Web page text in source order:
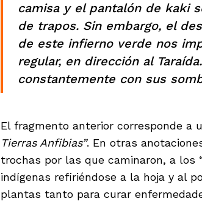
camisa y el pantalón de kaki
de trapos. Sin embargo, el
de este infierno verde nos
regular, en dirección al
constantemente con sus
El fragmento anterior corresponde a
Tierras Anfibias”. En otras
trochas por las que caminaron, a los
indígenas refiriéndose a la hoja y al
plantas tanto para curar